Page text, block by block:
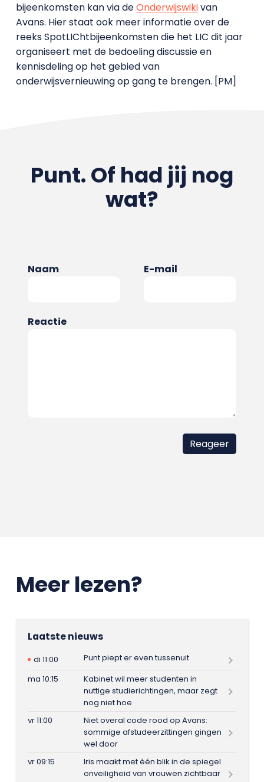
bijeenkomsten kan via deOnderwijswikivan
Avans. Hier staat ook meer informatie over de
reeks SpotLIChtbijeenkomsten die het LIC dit jaar
organiseert met de bedoeling discussie en
kennisdeling op het gebied van
onderwijsvernieuwing op gang te brengen. [PM]
Punt. Of had jij nog
wat?
Naam E-mail
Reactie
Meer lezen?
Laatste nieuws
di 11:00
Punt piept er even tussenuit
ma 10:15
Kabinet wil meer studenten in
nuttige studierichtingen, maar zegt
nog niet hoe
vr 11:00
Niet overal code rood op Avans:
sommige afstudeerzittingen gingen
wel door
vr 09:15
Iris maakt met één blik in de spiegel
onveiligheid van vrouwen zichtbaar